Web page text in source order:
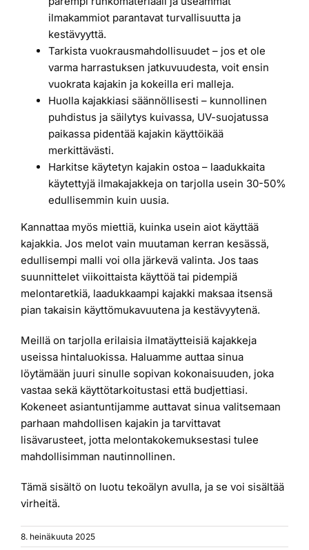
ilmakammiot parantavat turvallisuutta ja
kestävyyttä.
Tarkista vuokrausmahdollisuudet – jos et ole
varma harrastuksen jatkuvuudesta, voit ensin
vuokrata kajakin ja kokeilla eri malleja.
Huolla kajakkiasi säännöllisesti – kunnollinen
puhdistus ja säilytys kuivassa, UV-suojatussa
paikassa pidentää kajakin käyttöikää
merkittävästi.
Harkitse käytetyn kajakin ostoa – laadukkaita
käytettyjä ilmakajakkeja on tarjolla usein 30-50%
edullisemmin kuin uusia.
Kannattaa myös miettiä, kuinka usein aiot käyttää
kajakkia. Jos melot vain muutaman kerran kesässä,
edullisempi malli voi olla järkevä valinta. Jos taas
suunnittelet viikoittaista käyttöä tai pidempiä
melontaretkiä, laadukkaampi kajakki maksaa itsensä
pian takaisin käyttömukavuutena ja kestävyytenä.
Meillä on tarjolla erilaisia ilmatäytteisiä kajakkeja
useissa hintaluokissa. Haluamme auttaa sinua
löytämään juuri sinulle sopivan kokonaisuuden, joka
vastaa sekä käyttötarkoitustasi että budjettiasi.
Kokeneet asiantuntijamme auttavat sinua valitsemaan
parhaan mahdollisen kajakin ja tarvittavat
lisävarusteet, jotta melontakokemuksestasi tulee
mahdollisimman nautinnollinen.
Tämä sisältö on luotu tekoälyn avulla, ja se voi sisältää
virheitä.
8. heinäkuuta 2025